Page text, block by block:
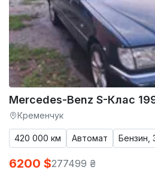
Mercedes-Benz S-Клас
Кременчук
420 000 км Автомат Бензин,
6200 $277499 ₴